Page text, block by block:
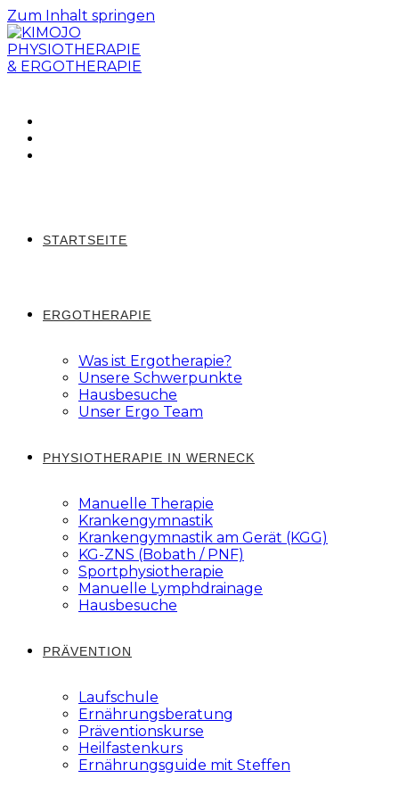
Zum Inhalt springen
STARTSEITE
ERGOTHERAPIE
Was ist Ergotherapie?
Unsere Schwerpunkte
Hausbesuche
Unser Ergo Team
PHYSIOTHERAPIE IN WERNECK
Manuelle Therapie
Krankengymnastik
Krankengymnastik am Gerät (KGG)
KG-ZNS (Bobath / PNF)
Sportphysiotherapie
Manuelle Lymphdrainage
Hausbesuche
PRÄVENTION
Laufschule
Ernährungsberatung
Präventionskurse
Heilfastenkurs
Ernährungsguide mit Steffen